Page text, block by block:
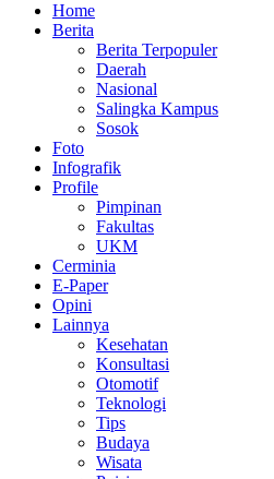
Home
Berita
Berita Terpopuler
Daerah
Nasional
Salingka Kampus
Sosok
Foto
Infografik
Profile
Pimpinan
Fakultas
UKM
Cerminia
E-Paper
Opini
Lainnya
Kesehatan
Konsultasi
Otomotif
Teknologi
Tips
Budaya
Wisata